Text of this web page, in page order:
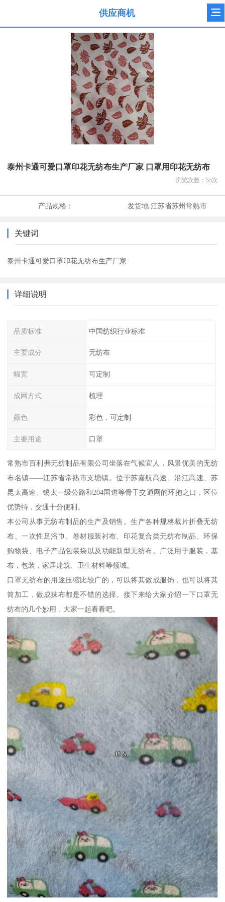
供应商机
泰州卡通可爱口罩印花无纺布生产厂家 口罩用印花无纺布
浏览次数： 55次
产品规格： 发货地:江苏省苏州常熟市
关键词
泰州卡通可爱口罩印花无纺布生产厂家
详细说明
品质标准 中国纺织行业标准
主要成分 无纺布
幅宽 可定制
成网方式 梳理
颜色 彩色，可定制
主要用途 口罩
常熟市百利弗无纺制品有限公司坐落在气候宜人，风景优美的无纺
布名镇——江苏省常熟市支塘镇。位于苏嘉航高速、沿江高速、苏
昆太高速、锡太一级公路和204国道等骨干交通网的环抱之口，区位
优势特，交通十分便利。
本公司从事无纺布制品的生产及销售。生产各种规格裁片折叠无纺
布、一次性足浴巾、卷材服装衬布、印花复合类无纺布制品、环保
购物袋、电子产品包装袋以及功能新型无纺布。广泛用于服装，基
布，包装，家居建筑、卫生材料等领域。
口罩无纺布的用途压缩比较广的，可以将其做成服饰，也可以将其
简加工，做成抹布都是不错的选择。接下来给大家介绍一下口罩无
纺布的几个妙用，大家一起看看吧。